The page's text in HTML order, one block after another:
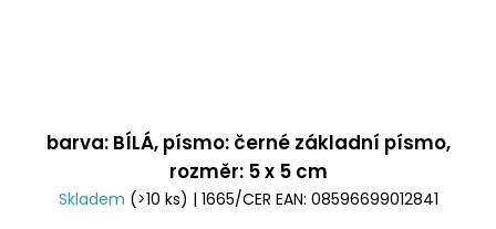
barva: BÍLÁ, písmo: černé základní písmo,
rozměr: 5 x 5 cm
Skladem (>10 ks) | 1665/CER EAN: 08596699012841